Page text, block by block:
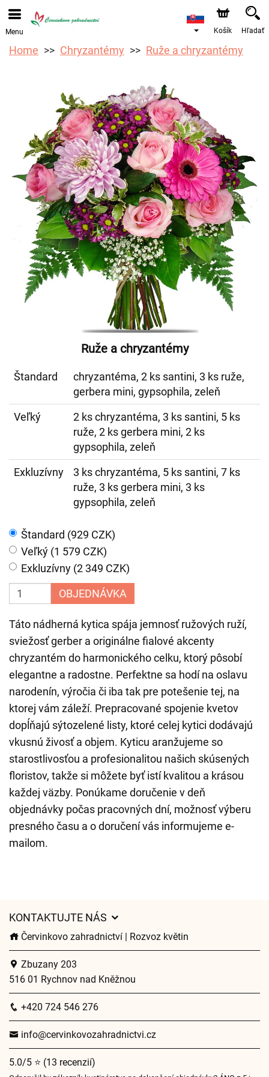
Objednávky prijímame prostredníctvom nášho e-shopu.
Najskorší možný termín doručenia je od 12.8.2026 z
Menu Košík Hľadať
Home Chryzantémy Ruže a chryzantémy
Ruže a chryzantémy
Štandard
chryzantéma, 2 ks santini, 3 ks ruže,
gerbera mini, gypsophila, zeleň
Veľký
2 ks chryzantéma, 3 ks santini, 5 ks
ruže, 2 ks gerbera mini, 2 ks
gypsophila, zeleň
Exkluzívny
3 ks chryzantéma, 5 ks santini, 7 ks
ruže, 3 ks gerbera mini, 3 ks
gypsophila, zeleň
Štandard (929 CZK)
Veľký (1 579 CZK)
Exkluzívny (2 349 CZK)
OBJEDNÁVKA
Táto nádherná kytica spája jemnosť ružových ruží,
sviežosť gerber a originálne fialové akcenty
chryzantém do harmonického celku, ktorý pôsobí
elegantne a radostne. Perfektne sa hodí na oslavu
narodenín, výročia či iba tak pre potešenie tej, na
ktorej vám záleží. Prepracované spojenie kvetov
dopĺňajú sýtozelené listy, ktoré celej kytici dodávajú
vkusnú živosť a objem. Kyticu aranžujeme so
starostlivosťou a profesionalitou našich skúsených
floristov, takže si môžete byť istí kvalitou a krásou
každej väzby. Ponúkame doručenie v deň
objednávky počas pracovných dní, možnosť výberu
presného času a o doručení vás informujeme e-
mailom.
KONTAKTUJTE NÁS
Červinkovo zahradnictví | Rozvoz květin
Zbuzany 203
516 01 Rychnov nad Kněžnou
+420 724 546 276
info@cervinkovozahradnictvi.cz
5.0/5 ⭐ (13 recenzií)